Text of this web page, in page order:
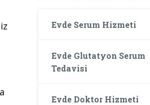
Evde Serum Hizmeti
Evde Glutatyon Serum
Tedavisi
Evde Doktor Hizmeti